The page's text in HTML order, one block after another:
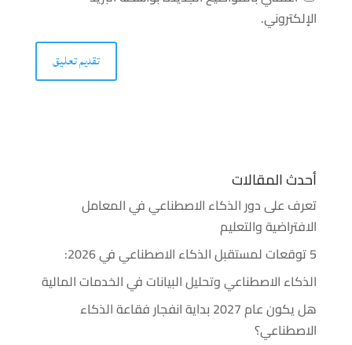
الإلكتروني.
أحدث المقالات
تعرف على دور الذكاء الاصطناعي في المعامل
الافتراضية والتعليم
5 توقعات لمستقبل الذكاء الاصطناعي في 2026:
الذكاء الاصطناعي وتحليل البيانات في الخدمات المالية
هل يكون عام 2027 بداية انفجار فقاعة الذكاء
الاصطناعي؟